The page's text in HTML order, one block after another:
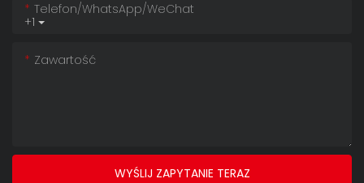
+1
Telefon/WhatsApp/WeChat
Zawartość
WYŚLIJ ZAPYTANIE TERAZ